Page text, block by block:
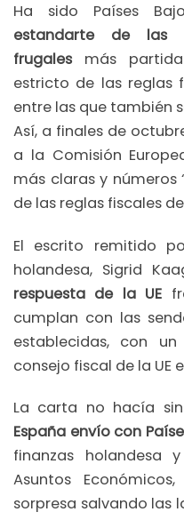
Ha sido Países
estandarte de las
frugales más
estricto de las reglas
entre las que también
Así, a finales de
a la Comisión
más claras y números
de las reglas fiscales de
El escrito remitido
holandesa, Sigrid
respuesta de la UE
cumplan con las
establecidas, con
consejo fiscal de la UE
La carta no hacía
España envío con
finanzas holandesa
Asuntos
sorpresa salvando las